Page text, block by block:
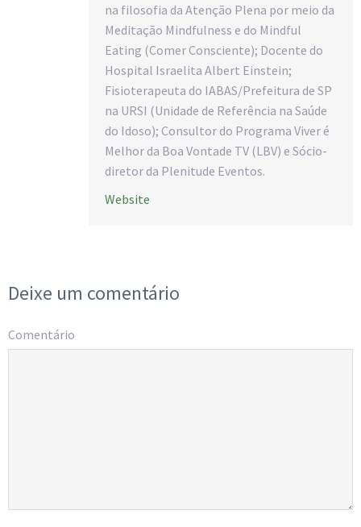
na filosofia da Atenção Plena por meio da
Meditação Mindfulness e do Mindful
Eating (Comer Consciente); Docente do
Hospital Israelita Albert Einstein;
Fisioterapeuta do IABAS/Prefeitura de SP
na URSI (Unidade de Referência na Saúde
do Idoso); Consultor do Programa Viver é
Melhor da Boa Vontade TV (LBV) e Sócio-
diretor da Plenitude Eventos.
Website
Deixe um comentário
Comentário